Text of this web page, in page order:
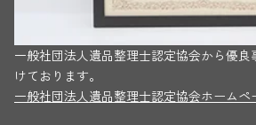
一般社団法人遺品整理士認定協会から優
けております。
一般社団法人遺品整理士認定協会ホームペ